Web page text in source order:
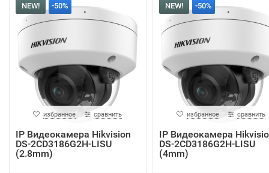
NEW! -50%
избранное сравнить
IP Видеокамера Hikvision
DS-2CD3186G2H-LISU
(2.8mm)
NEW! -50%
избранное сравнить
IP Видеокамера
DS-2CD3186G2H-LISU
(4mm)